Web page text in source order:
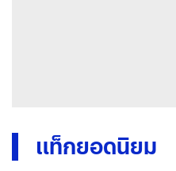
แท็กยอดนิยม